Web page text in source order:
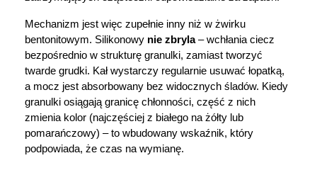
Mechanizm jest więc zupełnie inny niż w żwirku
bentonitowym. Silikonowy nie zbryla – wchłania ciecz
bezpośrednio w strukturę granulki, zamiast tworzyć
twarde grudki. Kał wystarczy regularnie usuwać łopatką,
a mocz jest absorbowany bez widocznych śladów. Kiedy
granulki osiągają granicę chłonności, część z nich
zmienia kolor (najczęściej z białego na żółty lub
pomarańczowy) – to wbudowany wskaźnik, który
podpowiada, że czas na wymianę.